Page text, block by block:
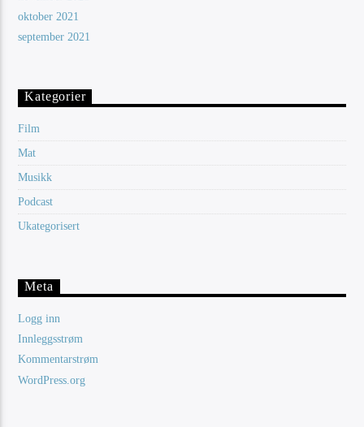
oktober 2021
september 2021
Kategorier
Film
Mat
Musikk
Podcast
Ukategorisert
Meta
Logg inn
Innleggsstrøm
Kommentarstrøm
WordPress.org